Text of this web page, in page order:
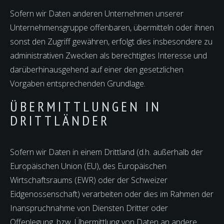
Sofern wir Daten anderen Unternehmen unserer
Unternehmensgruppe offenbaren, übermitteln oder ihnen
sonst den Zugriff gewähren, erfolgt dies insbesondere zu
administrativen Zwecken als berechtigtes Interesse und
darüberhinausgehend auf einer den gesetzlichen
Vorgaben entsprechenden Grundlage.
ÜBERMITTLUNGEN IN
DRITTLÄNDER
Sofern wir Daten in einem Drittland (d.h. außerhalb der
Europäischen Union (EU), des Europäischen
Wirtschaftsraums (EWR) oder der Schweizer
Eidgenossenschaft) verarbeiten oder dies im Rahmen der
Inanspruchnahme von Diensten Dritter oder